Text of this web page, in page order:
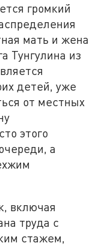
громкий
мать и жена
Тунгулина из
детей, уже
от местных
этого
а
включая
труда с
стажем,